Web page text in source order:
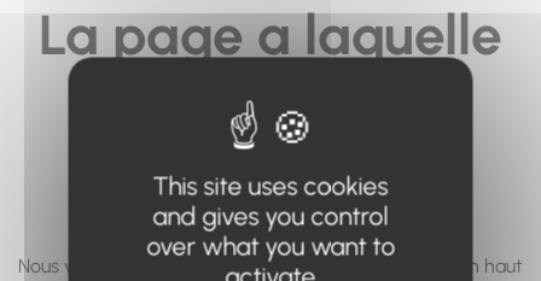
La page a laquelle
vous cherchez à
accéder n'existe
pas... ou plus.
Nous vous invitons à utiliser le moteur de recherche en haut
This site uses cookies
and gives you control
over what you want to